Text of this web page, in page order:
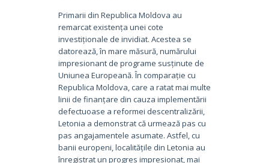
Primarii din Republica Moldova au
remarcat existența unei cote
investiționale de invidiat. Acestea se
datorează, în mare măsură, numărului
impresionant de programe susținute de
Uniunea Europeană. În comparație cu
Republica Moldova, care a ratat mai multe
linii de finanțare din cauza implementării
defectuoase a reformei descentralizării,
Letonia a demonstrat că urmează pas cu
pas angajamentele asumate. Astfel, cu
banii europeni, localitățile din Letonia au
înregistrat un progres impresionat, mai